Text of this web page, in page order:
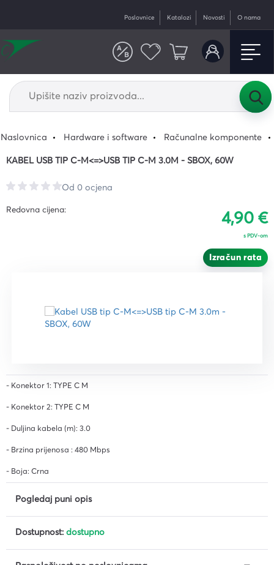
Poslovnice Katalozi Novosti O nama
Naslovnica Hardware i software Računalne komponente
KABEL USB TIP C-M<=>USB TIP C-M 3.0M - SBOX, 60W
Od 0 ocjena
Redovna cijena:
4,90 €
s PDV-om
Izračun rata
- Konektor 1: TYPE C M
- Konektor 2: TYPE C M
- Duljina kabela (m): 3.0
- Brzina prijenosa : 480 Mbps
- Boja: Crna
Pogledaj puni opis
Dostupnost: dostupno